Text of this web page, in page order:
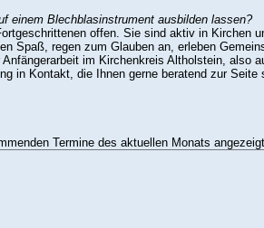
einem Blechblasinstrument ausbilden lassen?
offen. Sie sind aktiv in
Spaß, regen zum Glauben an, erleben
im Kirchenkreis Altholstein,
in Kontakt, die Ihnen gerne beratend zur
Termine des aktuellen Monats